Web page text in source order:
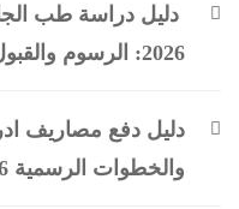
دليل دراسة طب
2026: الرسوم والقبول
دليل دفع مصاريف
والخطوات الرسمية 2026